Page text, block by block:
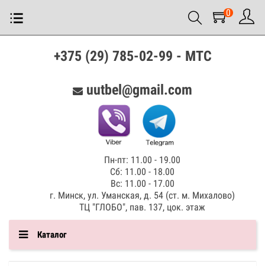
0
+375 (29) 785-02-99 - МТС
uutbel@gmail.com
Пн-пт: 11.00 - 19.00
Сб: 11.00 - 18.00
Вс: 11.00 - 17.00
г. Минск, ул. Уманская, д. 54 (ст. м. Михалово)
ТЦ "ГЛОБО", пав. 137, цок. этаж
Каталог